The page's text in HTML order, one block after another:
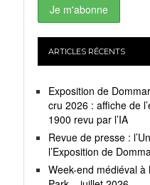
ARTICLES RÉCENTS
Exposition de
cru 2026 : affiche de
1900 revu par l’IA
Revue de presse :
l’Exposition de
Week-end médiéval à